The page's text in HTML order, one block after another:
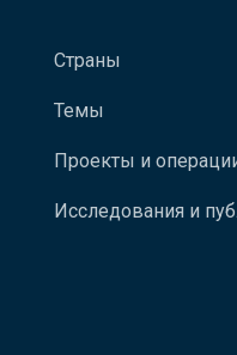
Страны
Темы
Проекты и
Исследования и